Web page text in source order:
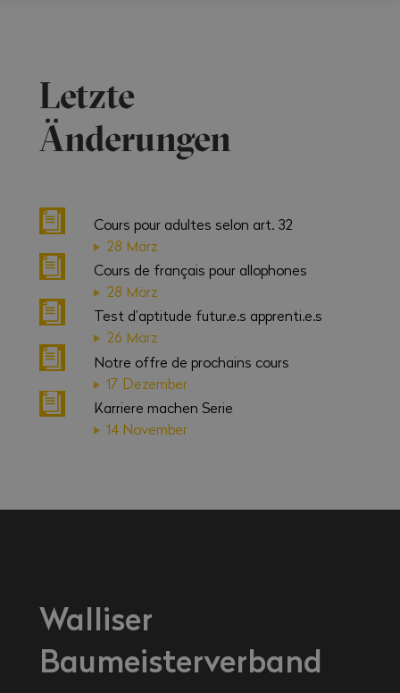
Letzte
Änderungen
Cours pour adultes selon art. 32
28 März
Cours de français pour allophones
28 März
Test d’aptitude futur.e.s apprenti.e.s
26 März
Notre offre de prochains cours
17 Dezember
Karriere machen Serie
14 November
Walliser
Baumeisterverband